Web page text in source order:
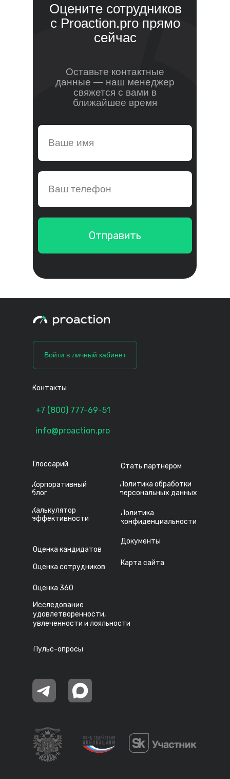
Оставьте контактные
данные — наш менеджер
свяжется с вами в
ближайшее время
Оцените сотрудников
с Proaction.pro прямо
сейчас
Отправить
Войти в личный кабинет
Оценка кандидатов
Политика
конфиденциальности
Документы
Карта сайта
Оценка сотрудников
Стать партнером
Оценка 360
Исследование
удовлетворенности,
увлеченности и лояльности
Пульс-опросы
Корпоративный
блог
Калькулятор
эффективности
+7 (800) 777-69-51
info@proaction.pro
Политика обработки
персональных данных
Глоссарий
Контакты